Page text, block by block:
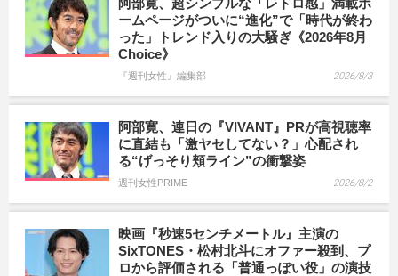
阿部寛、超シンプルな「レトロ感」満載ホ
ームページがついに“進化”で「時代が終わ
った」トレンド入りの大騒ぎ《2026年8月
Choice》
『週刊女性』編集部 2026/8/3
阿部寛、連日の『VIVANT』PRが高視聴率
に直結も「激ヤセしてない？」心配され
る“げっそり頬ライン”の衝撃姿
週刊女性PRIME 2026/8/2
映画『秒速5センチメートル』主演の
SixTONES・松村北斗にオファー殺到、プ
ロから評価される「普通っぽい役」の演技